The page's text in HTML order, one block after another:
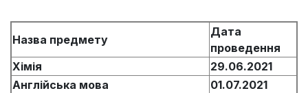
Назва предмету
Дата
проведення
Хімія
29.06.2021
Англійська мова
01.07.2021